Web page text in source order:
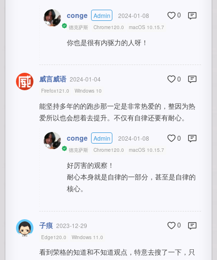
conge Admin 2024-01-08 0
德克萨斯 Chrome120.0 macOS 10.15.7
你也是很有内驱力的人呀！
威言威语 2024-01-04 0
Firefox121.0 Windows 10
能坚持多年的的跑步那一定是非常热爱的，整因为热
爱所以也会想着去提升。不仅有自律还要有耐心。
conge Admin 2024-01-08 0
德克萨斯 Chrome120.0 macOS 10.15.7
好厉害的观察！
耐心本身就是自律的一部分，甚至是自律的
核心。
子痕 2023-12-29 0
Edge120.0 Windows 11.0
看到荣格的知道和不知道观点，特意去搜了一下，只